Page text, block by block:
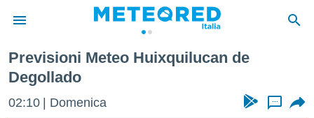
di
Previsioni Meteo Huixquilucan de
Degollado
02:10 Domenica ...